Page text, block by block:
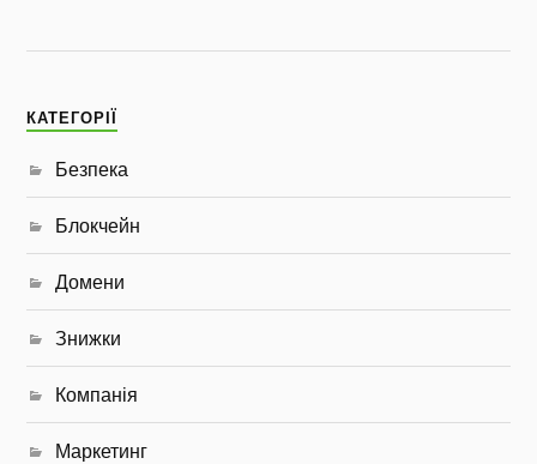
КАТЕГОРІЇ
Безпека
Блокчейн
Домени
Знижки
Компанія
Маркетинг